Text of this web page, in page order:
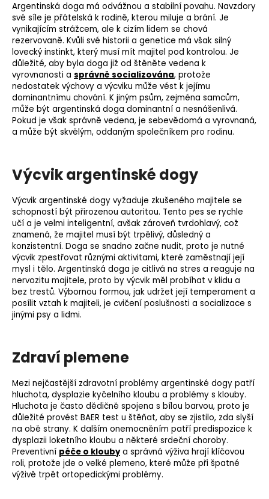
Argentinská doga má odvážnou a stabilní povahu. Navzdory
své síle je přátelská k rodině, kterou miluje a brání. Je
vynikajícím strážcem, ale k cizím lidem se chová
rezervovaně. Kvůli své historii a genetice má však silný
lovecký instinkt, který musí mít majitel pod kontrolou. Je
důležité, aby byla doga již od štěněte vedena k
vyrovnanosti a správně socializována, protože
nedostatek výchovy a výcviku může vést k jejímu
dominantnímu chování. K jiným psům, zejména samcům,
může být argentinská doga dominantní a nesnášenlivá.
Pokud je však správně vedena, je sebevědomá a vyrovnaná,
a může být skvělým, oddaným společníkem pro rodinu.
Výcvik argentinské dogy
Výcvik argentinské dogy vyžaduje zkušeného majitele se
schopností být přirozenou autoritou. Tento pes se rychle
učí a je velmi inteligentní, avšak zároveň tvrdohlavý, což
znamená, že majitel musí být trpělivý, důsledný a
konzistentní. Doga se snadno začne nudit, proto je nutné
výcvik zpestřovat různými aktivitami, které zaměstnají její
mysl i tělo. Argentinská doga je citlivá na stres a reaguje na
nervozitu majitele, proto by výcvik měl probíhat v klidu a
bez trestů. Výbornou formou, jak udržet její temperament a
posílit vztah k majiteli, je cvičení poslušnosti a socializace s
jinými psy a lidmi.
Zdraví plemene
Mezi nejčastější zdravotní problémy argentinské dogy patří
hluchota, dysplazie kyčelního kloubu a problémy s klouby.
Hluchota je často dědičně spojena s bílou barvou, proto je
důležité provést BAER test u štěňat, aby se zjistilo, zda slyší
na obě strany. K dalším onemocněním patří predispozice k
dysplazii loketního kloubu a některé srdeční choroby.
Preventivní péče o kloubya správná výživa hrají klíčovou
roli, protože jde o velké plemeno, které může při špatné
výživě trpět ortopedickými problémy.